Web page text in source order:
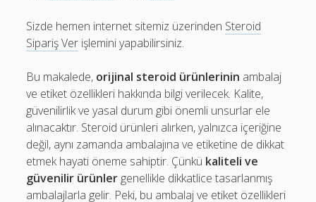
Sizde hemen internet sitemiz üzerinden Steroid
Sipariş Ver işlemini yapabilirsiniz.
Bu makalede, orijinal steroid ürünlerinin ambalaj
ve etiket özellikleri hakkında bilgi verilecek. Kalite,
güvenilirlik ve yasal durum gibi önemli unsurlar ele
alınacaktır. Steroid ürünleri alırken, yalnızca içeriğine
değil, aynı zamanda ambalajına ve etiketine de dikkat
etmek hayati öneme sahiptir. Çünkü kaliteli ve
güvenilir ürünler genellikle dikkatlice tasarlanmış
ambalajlarla gelir. Peki, bu ambalaj ve etiket özellikleri